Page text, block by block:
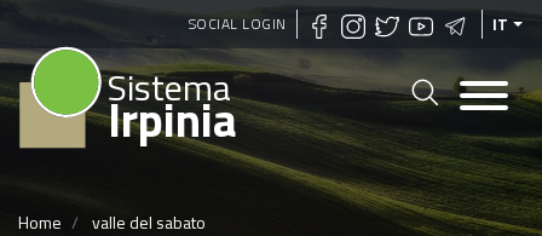
Salta
al
contenuto
principale
SOCIAL LOGIN IT
Sistema
Irpinia
Home valle del sabato